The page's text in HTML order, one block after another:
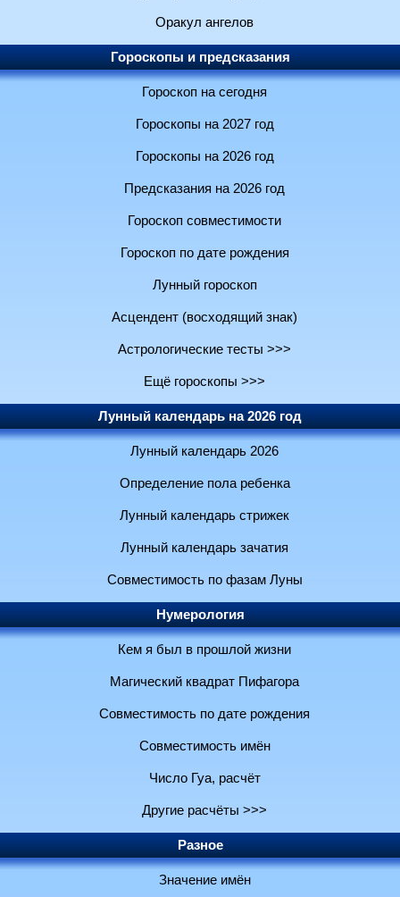
Оракул ангелов
Гороскопы и предсказания
Гороскоп на сегодня
Гороскопы на 2027 год
Гороскопы на 2026 год
Предсказания на 2026 год
Гороскоп совместимости
Гороскоп по дате рождения
Лунный гороскоп
Асцендент (восходящий знак)
Астрологические тесты >>>
Ещё гороскопы >>>
Лунный календарь на 2026 год
Лунный календарь 2026
Определение пола ребенка
Лунный календарь стрижек
Лунный календарь зачатия
Совместимость по фазам Луны
Нумерология
Кем я был в прошлой жизни
Магический квадрат Пифагора
Совместимость по дате рождения
Совместимость имён
Число Гуа, расчёт
Другие расчёты >>>
Разное
Значение имён